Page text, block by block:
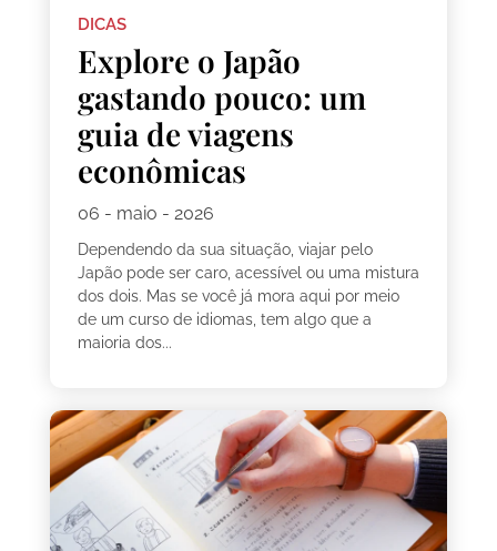
DICAS
Explore o Japão
gastando pouco: um
guia de viagens
econômicas
06 - maio - 2026
Dependendo da sua situação, viajar pelo
Japão pode ser caro, acessível ou uma mistura
dos dois. Mas se você já mora aqui por meio
de um curso de idiomas, tem algo que a
maioria dos...